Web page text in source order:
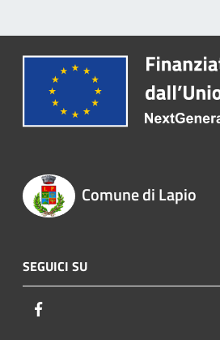
Comune di Lapio
SEGUICI SU